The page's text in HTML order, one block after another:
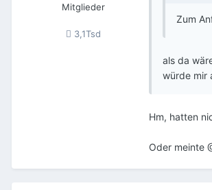
Mitglieder
3,1Tsd
Zum
als da
würde mir
Hm, hatten
Oder meinte